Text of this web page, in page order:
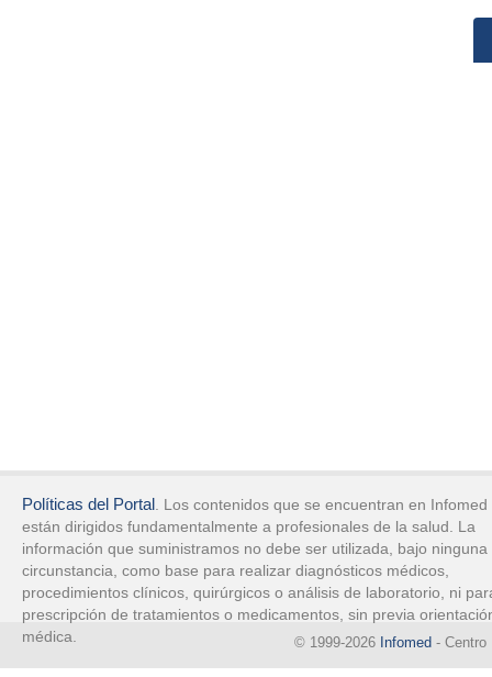
Políticas del Portal. Los contenidos que se encuentran en Infomed
están dirigidos fundamentalmente a profesionales de la salud. La
información que suministramos no debe ser utilizada, bajo ninguna
circunstancia, como base para realizar diagnósticos médicos,
procedimientos clínicos, quirúrgicos o análisis de laboratorio, ni
prescripción de tratamientos o medicamentos, sin previa
médica.
© 1999-2026 Infomed - Centro